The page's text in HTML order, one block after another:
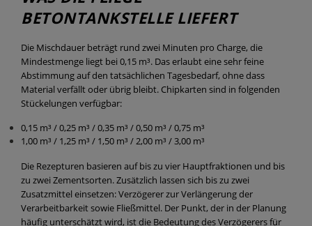
BETONTANKSTELLE LIEFERT
Die Mischdauer beträgt rund zwei Minuten pro Charge, die
Mindestmenge liegt bei 0,15 m³. Das erlaubt eine sehr feine
Abstimmung auf den tatsächlichen Tagesbedarf, ohne dass
Material verfällt oder übrig bleibt. Chipkarten sind in folgenden
Stückelungen verfügbar:
0,15 m³ / 0,25 m³ / 0,35 m³ / 0,50 m³ / 0,75 m³
1,00 m³ / 1,25 m³ / 1,50 m³ / 2,00 m³ / 3,00 m³
Die Rezepturen basieren auf bis zu vier Hauptfraktionen und bis
zu zwei Zementsorten. Zusätzlich lassen sich bis zu zwei
Zusatzmittel einsetzen: Verzögerer zur Verlängerung der
Verarbeitbarkeit sowie Fließmittel. Der Punkt, der in der Planung
häufig unterschätzt wird, ist die Bedeutung des Verzögerers für